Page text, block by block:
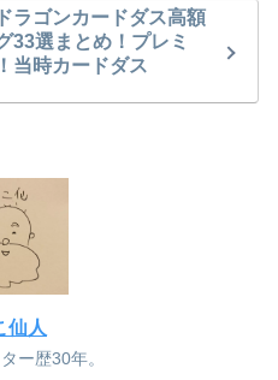
ラゴンカードダス高額
33選まとめ！プレミ
当時カードダス
仙人
ー歴30年。